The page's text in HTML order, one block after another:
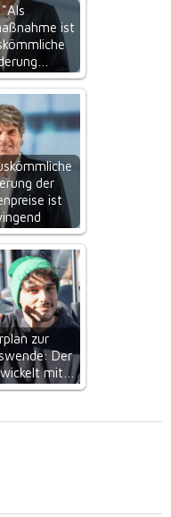
"Als
ist
der
ist
zur
Der
mit…